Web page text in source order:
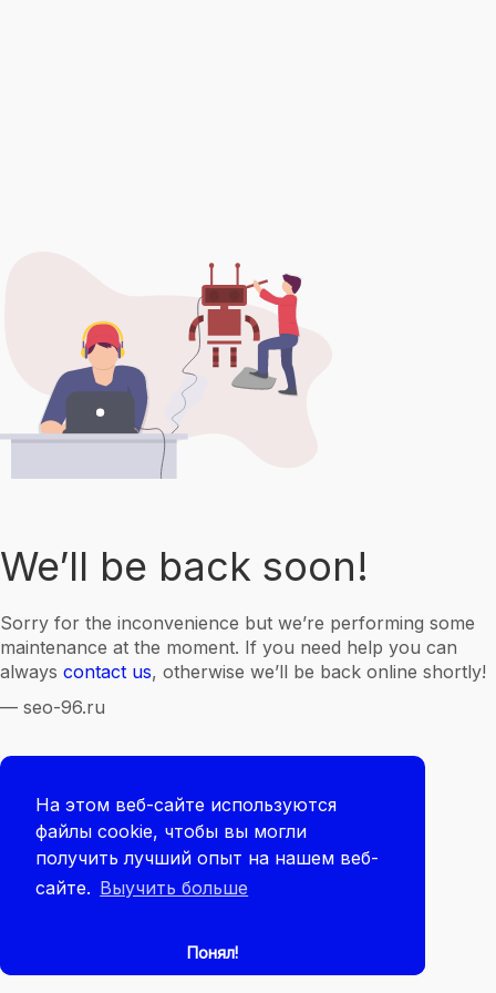
На этом веб-сайте используются
файлы cookie, чтобы вы могли
получить лучший опыт на нашем веб-
сайте. Выучить больше
Понял!
We’ll be back soon!
Sorry for the inconvenience but we’re performing some
maintenance at the moment. If you need help you can
always contact us, otherwise we’ll be back online shortly!
— seo-96.ru